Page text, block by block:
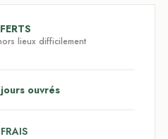
lieux difficilement
ouvrés